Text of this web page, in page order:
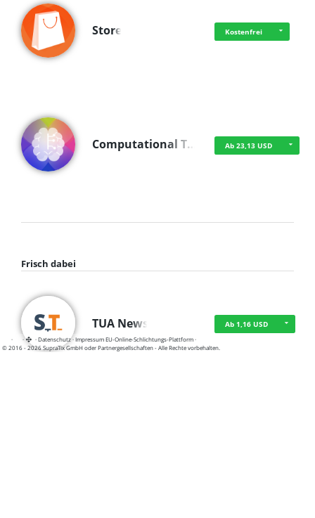
Store Kostenfrei
Computational T… Ab 23,13 USD
Frisch dabei
TUA News Ab 1,16 USD
· · ·Datenschutz·Impressum EU-Online-Schlichtungs-Plattform·
© 2016 - 2026 SupraTix GmbH oder Partnergesellschaften - Alle Rechte vorbehalten.